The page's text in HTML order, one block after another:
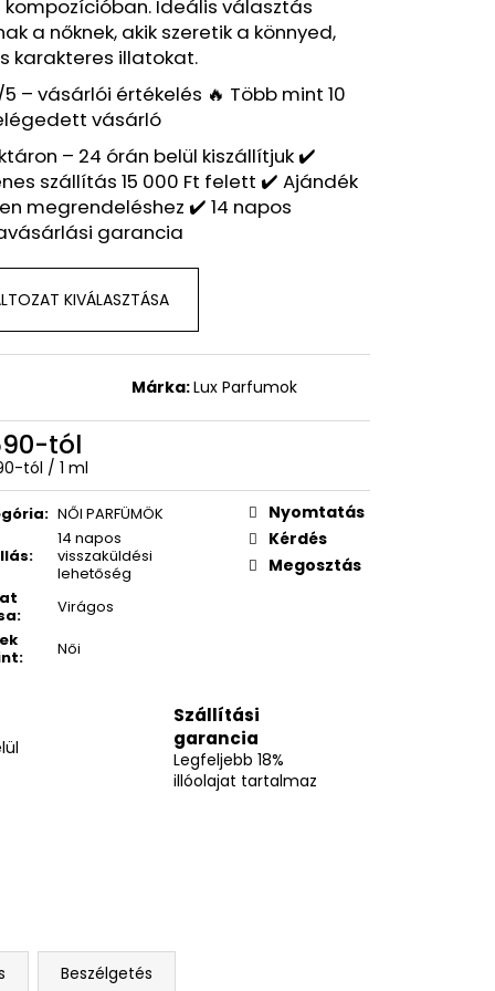
kompozícióban. Ideális választás
a nőknek, akik szeretik a könnyed,
karakteres illatokat.
5 – vásárlói értékelés 🔥 Több mint 10
vásárló
– 24 órán belül kiszállítjuk ✔️
szállítás 15 000 Ft felett ✔️ Ajándék
megrendeléshez ✔️ 14 napos
garancia
KIVÁLASZTÁSA
Márka:Lux Parfumok
-tól
tól / 1 ml
: NŐI PARFÜMÖK
:
14 napos
visszaküldési
lehetőség
:
Virágos
: Női
Nyomtatás
Kérdés
Megosztás
Szállítási
garancia
Legfeljebb 18%
illóolajat tartalmaz
Beszélgetés
– BOSS NUIT POUR
ILLAT – HUGO